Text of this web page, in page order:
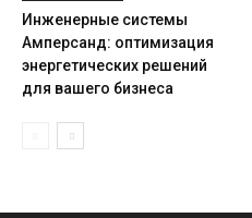
Инженерные системы
Амперсанд: оптимизация
энергетических решений
для вашего бизнеса